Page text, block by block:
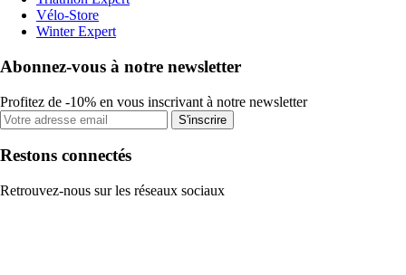
Vélo-Store
Winter Expert
Abonnez-vous à notre newsletter
Profitez de -10% en vous inscrivant à notre newsletter
S'inscrire
Restons connectés
Retrouvez-nous sur les réseaux sociaux